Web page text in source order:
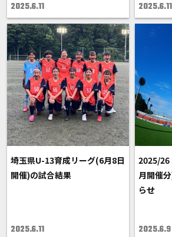
2025.6.11 2025.6.11
埼玉県U-13育成リーグ(6月8日
開催)の試合結果
2025.6.11
2025/26
月開催
らせ
2025.6.9